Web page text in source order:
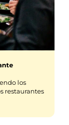
los
restaurantes